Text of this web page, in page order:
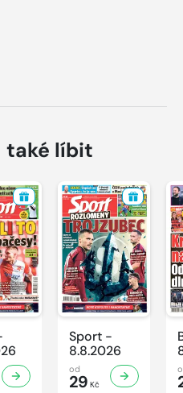
také líbit
Sport -
8.8.2026
od
29 Kč